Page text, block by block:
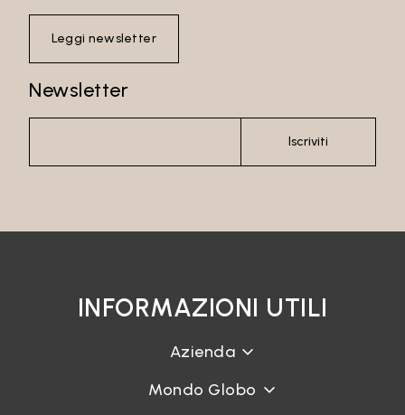
Leggi newsletter
Newsletter
Iscriviti
INFORMAZIONI UTILI
Azienda
Mondo Globo